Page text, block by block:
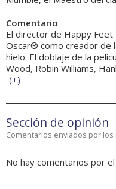
Comentario
El director de Happy
Oscar® como creador de
hielo. El doblaje de la
Wood, Robin Williams,
(+)
Sección de opinión
Comentarios enviados por los
No hay comentarios por